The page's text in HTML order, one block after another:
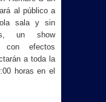
al público a
sala y sin
un show
efectos
a toda la
horas en el